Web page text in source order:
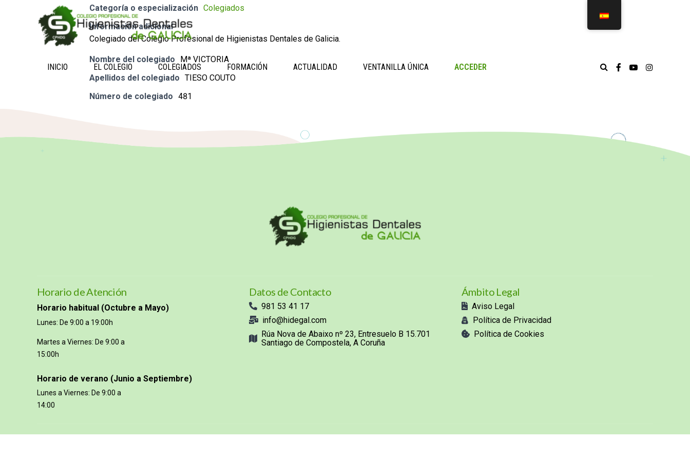
INICIO EL COLEGIO COLEGIADOS FORMACIÓN ACTUALIDAD VENTANILLA ÚNICA ACCEDER
Categoría o especialización Colegiados
Información adicional
Colegiado del Colegio Profesional de Higienistas Dentales de Galicia.
Nombre del colegiado
Mª VICTORIA
Apellidos del colegiado TIESO COUTO
Número de colegiado 481
Horario de Atención
Horario habitual (Octubre a Mayo)
Lunes: De 9:00 a 19:00h
Martes a Viernes: De 9:00 a
15:00h
Horario de verano (Junio a Septiembre)
Lunes a Viernes: De 9:00 a
14:00
Datos de Contacto
981 53 41 17
info@hidegal.com
Rúa Nova de Abaixo nº 23, Entresuelo B 15.701
Santiago de Compostela, A Coruña
Ámbito Legal
Aviso Legal
Política de Privacidad
Política de Cookies